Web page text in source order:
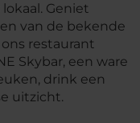
Geniet
van de bekende
restaurant
Skybar, een ware
drink een
uitzicht.